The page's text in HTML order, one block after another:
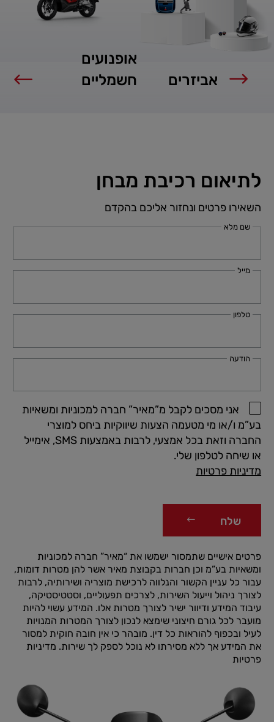
אביזרים
אופנועים
חשמליים
לתיאום רכיבת מבחן
השאירו פרטים ונחזור אליכם בהקדם
שם מלא
מייל
טלפון
הודעה
אני מסכים לקבל מ”מאיר” חברה למכוניות ומשאיות
בע”מ ו/או מי מטעמה הצעות שיווקיות ביחס למוצרי
החברה וזאת בכל אמצעי, לרבות באמצעות SMS, אימייל
או שיחה לטלפון שלי.
מדיניות פרטיות
שלח
פרטים אישיים שתמסור ישמשו את “מאיר” חברה למכוניות
ומשאיות בע”מ וכן חברות בקבוצת מאיר אשר להן מטרות דומות,
עבור כל עניין הקשור והנלווה לרכישת מוצריה ושירותיה, לרבות
לצורך ניהול וייעול השירות, לצרכים תפעוליים, וסטטיסטיקה,
עיבוד המידע ודיוור ישיר לצורך מטרות אלו. המידע עשוי להיות
מועבר לכל גורם חיצוני שימצא לנכון לצורך המטרות המנויות
לעיל ובכפוף להוראות כל דין. מובהר כי אין חובה חוקית למסור
את המידע אך ללא מסירתו לא נוכל לספק לך שירות. מדיניות
פרטיות